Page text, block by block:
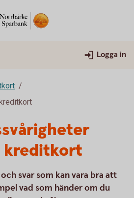
Logga in
kreditkort
svar som kan vara bra att
vad som händer om du